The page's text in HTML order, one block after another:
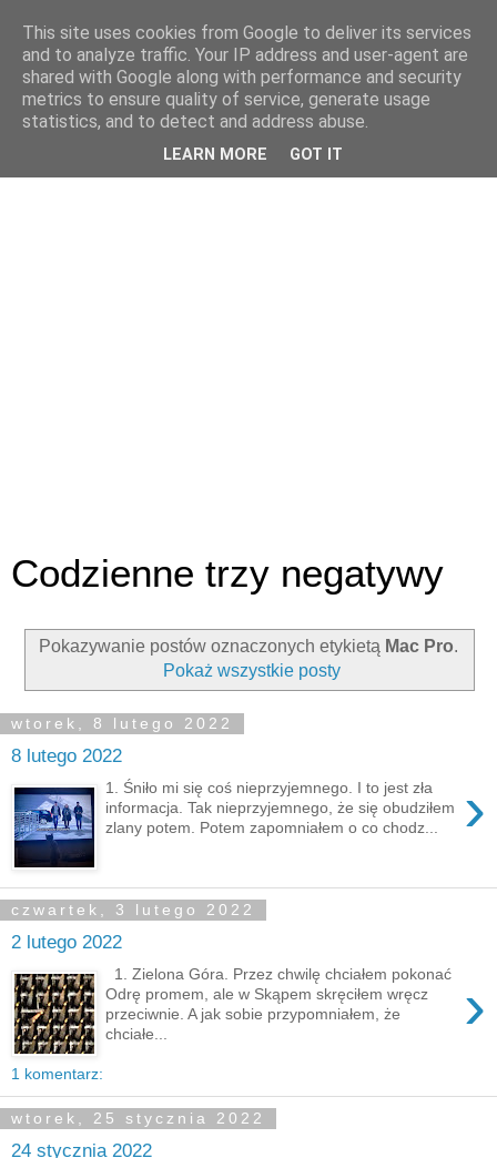
Codzienne trzy negatywy
Pokazywanie postów oznaczonych etykietą Mac Pro.
Pokaż wszystkie posty
wtorek, 8 lutego 2022
8 lutego 2022
›
1. Śniło mi się coś nieprzyjemnego. I to jest zła
informacja. Tak nieprzyjemnego, że się obudziłem
zlany potem. Potem zapomniałem o co chodz...
czwartek, 3 lutego 2022
2 lutego 2022
›
1. Zielona Góra. Przez chwilę chciałem pokonać
Odrę promem, ale w Skąpem skręciłem wręcz
przeciwnie. A jak sobie przypomniałem, że
chciałe...
1 komentarz:
wtorek, 25 stycznia 2022
24 stycznia 2022
This site uses cookies from Google to deliver its services
and to analyze traffic. Your IP address and user-agent are
shared with Google along with performance and security
metrics to ensure quality of service, generate usage
statistics, and to detect and address abuse.
LEARN MORE GOT IT